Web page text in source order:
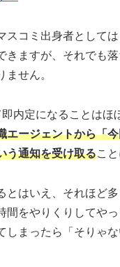
スコミ出身者として
きますが、それでも
ません。
内定になることはほ
エージェントから「
う通知を受け取るこ
とはいえ、それほど
間をやりくりしてや
しまったら「そりゃ